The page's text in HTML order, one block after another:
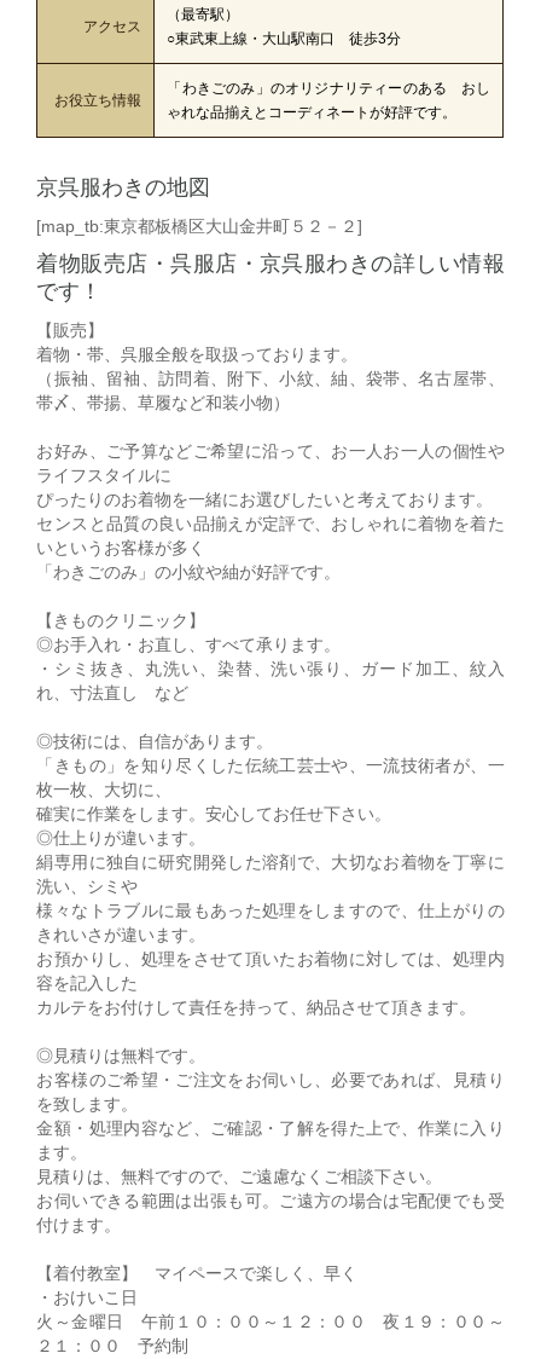
アクセス
（最寄駅）
○東武東上線・大山駅南口 徒歩3分
お役立ち情報
「わきごのみ」のオリジナリティーのある おし
ゃれな品揃えとコーディネートが好評です。
京呉服わきの地図
[map_tb:東京都板橋区大山金井町５２－２]
着物販売店・呉服店・京呉服わきの詳しい情報
です！
【販売】
着物・帯、呉服全般を取扱っております。
（振袖、留袖、訪問着、附下、小紋、紬、袋帯、名古屋帯、
帯〆、帯揚、草履など和装小物）
お好み、ご予算などご希望に沿って、お一人お一人の個性や
ライフスタイルに
ぴったりのお着物を一緒にお選びしたいと考えております。
センスと品質の良い品揃えが定評で、おしゃれに着物を着た
いというお客様が多く
「わきごのみ」の小紋や紬が好評です。
【きものクリニック】
◎お手入れ・お直し、すべて承ります。
・シミ抜き、丸洗い、染替、洗い張り、ガード加工、紋入
れ、寸法直し など
◎技術には、自信があります。
「きもの」を知り尽くした伝統工芸士や、一流技術者が、一
枚一枚、大切に、
確実に作業をします。安心してお任せ下さい。
◎仕上りが違います。
絹専用に独自に研究開発した溶剤で、大切なお着物を丁寧に
洗い、シミや
様々なトラブルに最もあった処理をしますので、仕上がりの
きれいさが違います。
お預かりし、処理をさせて頂いたお着物に対しては、処理内
容を記入した
カルテをお付けして責任を持って、納品させて頂きます。
◎見積りは無料です。
お客様のご希望・ご注文をお伺いし、必要であれば、見積り
を致します。
金額・処理内容など、ご確認・了解を得た上で、作業に入り
ます。
見積りは、無料ですので、ご遠慮なくご相談下さい。
お伺いできる範囲は出張も可。ご遠方の場合は宅配便でも受
付けます。
【着付教室】 マイペースで楽しく、早く
・おけいこ日
火～金曜日 午前１０：００～１２：００ 夜１９：００～
２１：００ 予約制